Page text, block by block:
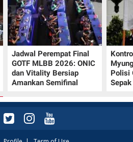
Jadwal Perempat Final
GOTF MLBB 2026: ONIC
dan Vitality Bersiap
Amankan Semifinal
Polisi